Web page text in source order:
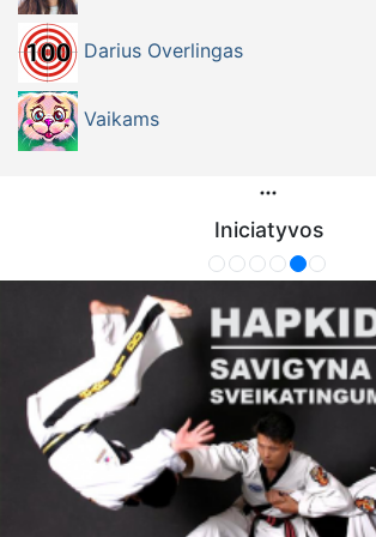
Darius Overlingas
Vaikams
Iniciatyvos